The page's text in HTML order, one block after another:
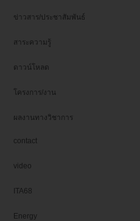
ข่าวสาร/ประชาสัมพันธ์
สาระความรู้
ดาวน์โหลด
โครงการ/งาน
ผลงานทางวิชาการ
contact
video
ITA68
Energy